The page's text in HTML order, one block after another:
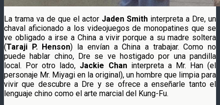
La trama va de que el actor Jaden Smith interpreta a Dre, un
chaval aficionado a los videojuegos de monopatines que se
ve obligado a irse a China a vivir porque a su madre soltera
(Taraji P. Henson) la envían a China a trabajar. Como no
puede hablar chino, Dre se ve hostigado por una pandilla
local. Por otro lado, Jackie Chaninterpreta a Mr. Han (el
personaje Mr. Miyagi en la original), un hombre que limpia para
vivir que descubre a Dre y se ofrece a enseñarle tanto el
lenguaje chino como el arte marcial del Kung-Fu.